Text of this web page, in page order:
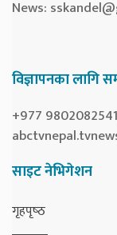
News:
विज्ञापनका लागि
+977
साइट नेभिगेशन
गृहपृष्‍ठ